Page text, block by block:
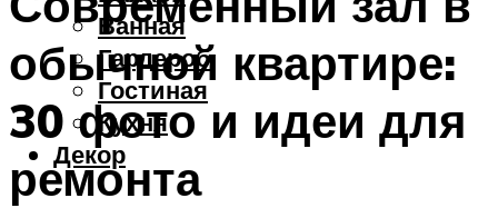
Ванная
Гардероб
Гостиная
Кухня
Декор
обычной квартире:
30 фото и идеи для
ремонта